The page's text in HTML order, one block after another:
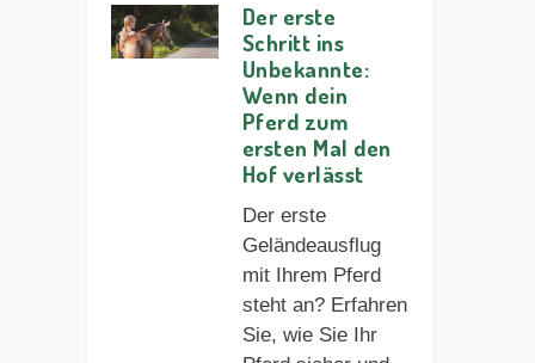
Der erste
Schritt ins
Unbekannte:
Wenn dein
Pferd zum
ersten Mal den
Hof verlässt
Der erste
Geländeausflug
mit Ihrem Pferd
steht an? Erfahren
Sie, wie Sie Ihr